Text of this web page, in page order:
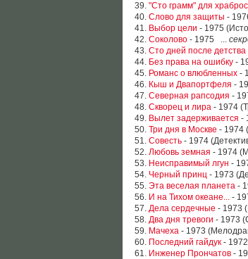
39. "Сто грамм" для
40. Слово для защиты -
41. Выбор цели - 1975
42. Соколово - 1975 ...
43. Сто дней после детства
44. Без права на ошибку -
45. Романс о влюбленных -
46. Кыш и Двапортфеля -
47. Северная рапсодия -
48. Скворец и лира - 1974
49. Вылет задерживается -
50. Три дня в Москве - 1974
51. Совесть - 1974
52. Любовь земная - 1974
53. Неисправимый лгун -
54. Черный принц - 1973
55. Эта веселая планета -
56. И на Тихом океане... -
57. Дела сердечные - 1973
58. Два дня тревоги - 1973
59. Мачеха - 1973
60. Последний гайдук -
61. Инженер Прончатов -